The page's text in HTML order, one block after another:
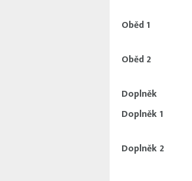
Oběd 1
Oběd 2
Doplněk
Doplněk 1
Doplněk 2